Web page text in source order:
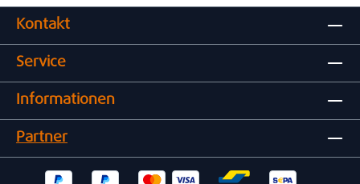
Kontakt
Service
Informationen
Partner